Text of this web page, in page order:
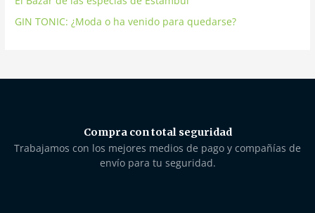
GIN TONIC: ¿Moda o ha venido para quedarse?
Compra con total seguridad
Trabajamos con los mejores medios de pago y compañías de
envío para tu seguridad.